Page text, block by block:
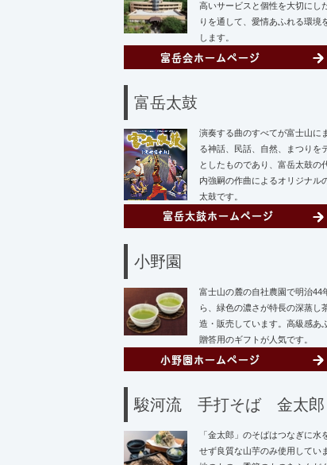
高いサービスと個性を大切にし
りを通して、愛情あふれる環境
します。
富岳太鼓
演奏する曲のすべてが富士山に
る神話、民話、自然、まつりを
としたものであり、富岳太鼓の
内強嗣の作曲によるオリジナル
太鼓です。
小野園
富士山の麓の自社農園で明治44
ら、緑色の濃さが特長の深蒸し
造・販売しています。高級感あ
贈答用のギフトが人気です。
駿河流 手打そば 金太郎
「金太郎」のそばはつなぎに水
せず良質な山芋のみ使用してい